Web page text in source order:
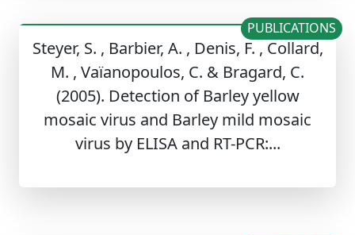
Steyer, S. , Barbier, A. , Denis, F. , Collard,
M. , Vaïanopoulos, C. & Bragard, C.
(2005). Detection of Barley yellow
mosaic virus and Barley mild mosaic
virus by ELISA and RT-PCR:...
PUBLICATIONS